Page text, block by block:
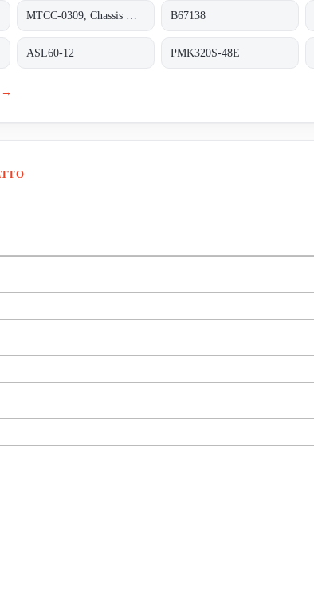
B67138
ASL60-12 PMK320S-48E
→